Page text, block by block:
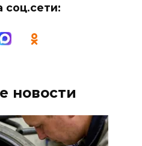
соц.сети:
новости